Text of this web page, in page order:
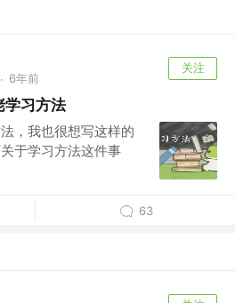
· 6年前
关注
学习方法
，我也很想写这样的
于学习方法这件事
63